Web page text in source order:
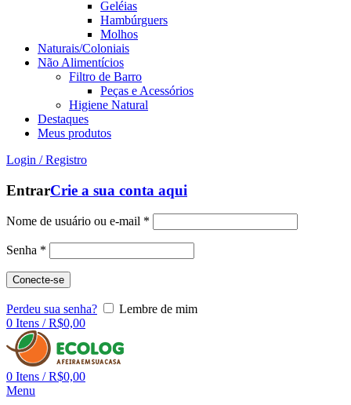
Geléias
Hambúrguers
Molhos
Naturais/Coloniais
Não Alimentícios
Filtro de Barro
Peças e Acessórios
Higiene Natural
Destaques
Meus produtos
Login / Registro
EntrarCrie a sua conta aqui
Nome de usuário ou e-mail *
Senha *
Conecte-se
Perdeu sua senha?
Lembre de mim
0 Itens / R$0,00
0 Itens / R$0,00
Menu